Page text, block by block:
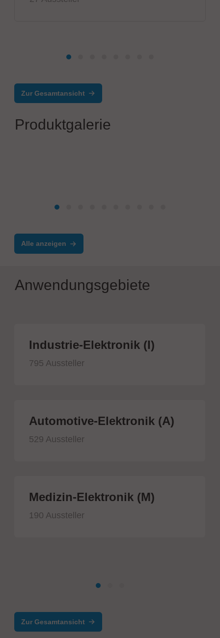
Zur Gesamtansicht
Produktgalerie
Alle anzeigen
Anwendungsgebiete
Industrie-Elektronik (I)
795 Aussteller
Automotive-Elektronik (A)
529 Aussteller
Medizin-Elektronik (M)
190 Aussteller
Zur Gesamtansicht